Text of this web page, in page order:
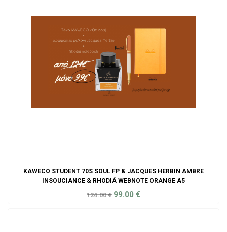
KAWECO STUDENT 70S SOUL FP & JACQUES HERBIN AMBRE
INSOUCIANCE & RHODIÁ WEBNOTE ORANGE A5
124.00€ 99.00 €